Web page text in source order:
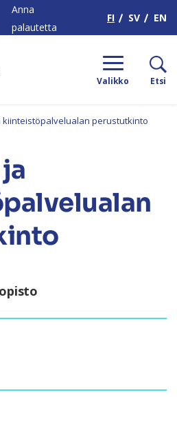
Anna
palautetta
FI SV EN
Valikko Etsi
kiinteistöpalvelualan perustutkinto